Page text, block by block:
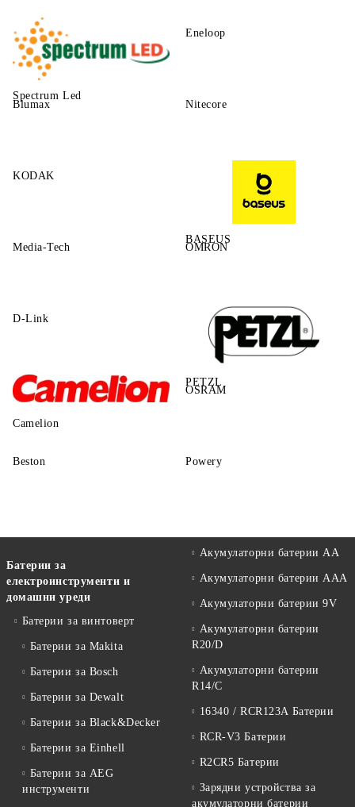
Spectrum Led
Eneloop
Blumax Nitecore
KODAK
BASEUS
Media-Tech OMRON
D-Link
PETZL
Camelion
OSRAM
Beston Powery
Батерии за
електроинструменти и
домашни уреди
Батерии за винтоверт
Батерии за Makita
Батерии за Bosch
Батерии за Dewalt
Батерии за Black&Decker
Батерии за Einhell
Батерии за AEG
инструменти
Акумулаторни батерии АА
Акумулаторни батерии AAA
Акумулаторни батерии 9V
Акумулаторни батерии
R20/D
Акумулаторни батерии
R14/C
16340 / RCR123A Батерии
RCR-V3 Батерии
R2CR5 Батерии
Зарядни устройства за
акумулаторни батерии